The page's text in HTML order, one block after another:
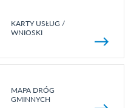
KARTY USŁUG /
WNIOSKI
MAPA DRÓG
GMINNYCH